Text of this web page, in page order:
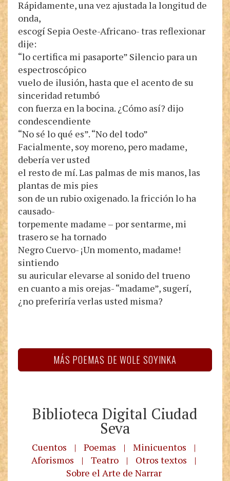
Rápidamente, una vez ajustada la longitud de
onda,
escogí Sepia Oeste-Africano- tras reflexionar
dije:
“lo certifica mi pasaporte” Silencio para un
espectroscópico
vuelo de ilusión, hasta que el acento de su
sinceridad retumbó
con fuerza en la bocina. ¿Cómo así? dijo
condescendiente
“No sé lo qué es”. “No del todo”
Facialmente, soy moreno, pero madame,
debería ver usted
el resto de mí. Las palmas de mis manos, las
plantas de mis pies
son de un rubio oxigenado. la fricción lo ha
causado-
torpemente madame – por sentarme, mi
trasero se ha tornado
Negro Cuervo- ¡Un momento, madame!
sintiendo
su auricular elevarse al sonido del trueno
en cuanto a mis orejas- “madame”, sugerí,
¿no preferiría verlas usted misma?
MÁS POEMAS DE WOLE SOYINKA
Biblioteca Digital Ciudad
Seva
Cuentos | Poemas | Minicuentos
|
Aforismos
| Teatro | Otros textos
|
Sobre el Arte de Narrar